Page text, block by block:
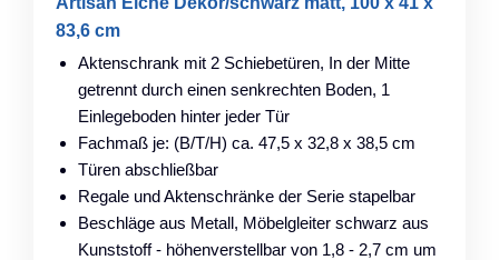
83,6 cm
Aktenschrank mit 2 Schiebetüren, In der Mitte
getrennt durch einen senkrechten Boden, 1
Einlegeboden hinter jeder Tür
Fachmaß je: (B/T/H) ca. 47,5 x 32,8 x 38,5 cm
Türen abschließbar
Regale und Aktenschränke der Serie stapelbar
Beschläge aus Metall, Möbelgleiter schwarz aus
Kunststoff - höhenverstellbar von 1,8 - 2,7 cm um